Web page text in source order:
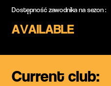
Dostępność zawodnika na sezon :
AVAILABLE
Current club: